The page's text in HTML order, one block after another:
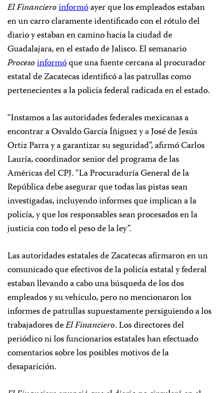
El Financieroinformóayer que los empleados estaban
en un carro claramente identificado con el rótulo del
diario y estaban en camino hacia la ciudad de
Guadalajara, en el estado de Jalisco. El semanario
Procesoinformóque una fuente cercana al procurador
estatal de Zacatecas identificó a las patrullas como
pertenecientes a la policía federal radicada en el estado.
“Instamos a las autoridades federales mexicanas a
encontrar a Osvaldo García Íñiguezy aJosé de Jesús
Ortiz Parra y a garantizar su seguridad”, afirmó Carlos
Lauría, coordinador senior del programa de las
Américas del CPJ. “La Procuraduría General de la
República debe asegurar que todas las pistas sean
investigadas, incluyendo informes que implican a la
policía, y que los responsables sean procesados en la
justicia con todo el peso de la ley”.
Las autoridades estatales de Zacatecas afirmaron en un
comunicado que efectivos de la policía estatal y federal
estaban llevando a cabo una búsqueda de los dos
empleados y su vehículo, pero no mencionaron los
informes de patrullas supuestamente persiguiendo a los
trabajadores deEl Financiero. Los directores del
periódico ni los funcionarios estatales han efectuado
comentarios sobre los posibles motivos de la
desaparición.